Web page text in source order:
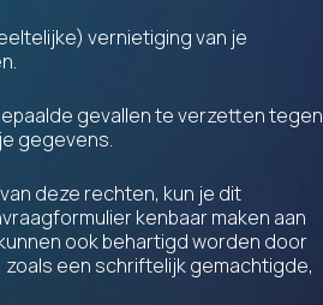
vernietiging van je
gevallen te verzetten tegen
gegevens.
deze rechten, kun je dit
kenbaar maken aan
ook behartigd worden door
een schriftelijk gemachtigde,